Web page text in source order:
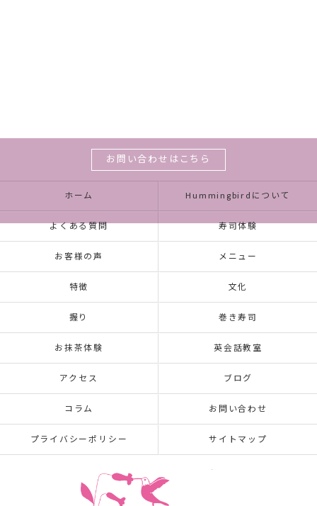
お問い合わせはこちら
ホーム Hummingbirdについて
よくある質問 寿司体験
お客様の声 メニュー
特徴 文化
握り 巻き寿司
お抹茶体験 英会話教室
アクセス ブログ
コラム お問い合わせ
プライバシーポリシー サイトマップ